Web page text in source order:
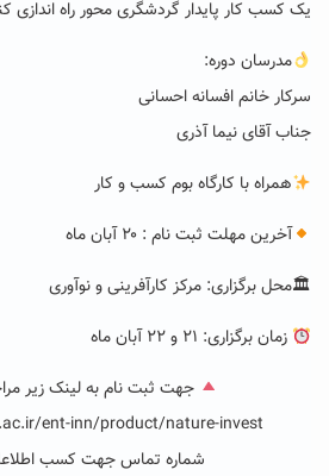
یک کسب کار پایدار گردشگری محور راه اندازی
مدرسان دوره:
سرکار خانم افسانه احسانی
جناب آقای نیما آذری
همراه با کارگاه بوم کسب و کار
آخرین مهلت ثبت نام : ۲۰ آبان ماه
🏛محل برگزاری: مرکز کارآفرینی و نوآوری
زمان برگزاری: ۲۱ و ۲۲ آبان ماه
جهت ثبت نام به لینک زیر
ent-inn/product/nature-invest/
شماره تماس جهت کسب